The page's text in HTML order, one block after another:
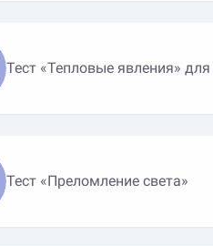
Тест «Тепловые явления» для
Тест «Преломление света»